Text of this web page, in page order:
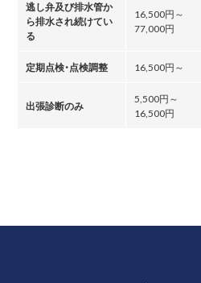
逃し弁及び排水管か
ら排水され続けてい
る
16,500円～
77,000円
定期点検・点検調整 16,500円～
出張診断のみ
5,500円～
16,500円